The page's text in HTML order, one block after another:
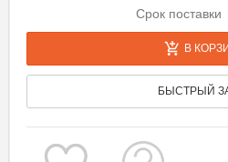
Срок
В
БЫСТРЫЙ